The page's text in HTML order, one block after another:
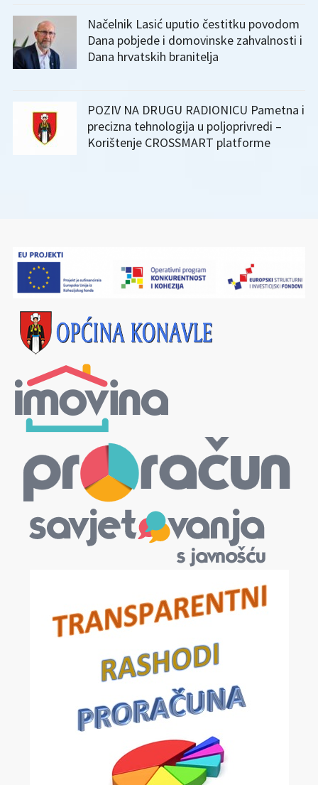
Načelnik Lasić uputio čestitku povodom
Dana pobjede i domovinske zahvalnosti i
Dana hrvatskih branitelja
POZIV NA DRUGU RADIONICU Pametna i
precizna tehnologija u poljoprivredi –
Korištenje CROSSMART platforme